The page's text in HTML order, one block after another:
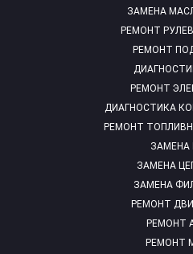
ЗАМЕНА
РЕМОНТ
РЕМОНТ
РЕМОНТ
ДИАГНОСТИКА
РЕМОНТ
ЗАМЕНА
ЗАМЕНА
ЗАМЕНА
РЕМОНТ
РЕМОНТ
РЕМОНТ